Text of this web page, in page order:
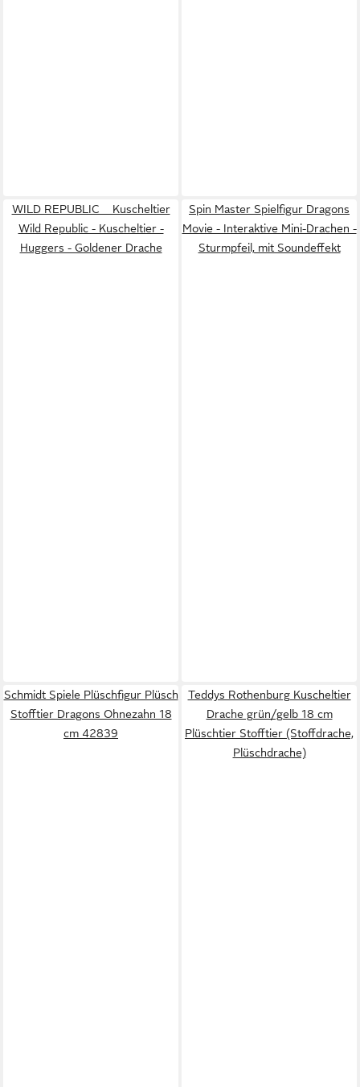
WILD REPUBLIC Kuscheltier
Wild Republic - Kuscheltier -
Huggers - Goldener Drache
Spin Master Spielfigur Dragons
Movie - Interaktive Mini-Drachen -
Sturmpfeil, mit Soundeffekt
Schmidt Spiele Plüschfigur Plüsch
Stofftier Dragons Ohnezahn 18
cm 42839
Teddys Rothenburg Kuscheltier
Drache grün/gelb 18 cm
Plüschtier Stofftier (Stoffdrache,
Plüschdrache)